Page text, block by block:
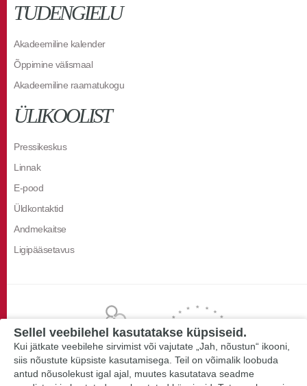
TUDENGIELU
Akadeemiline kalender
Õppimine välismaal
Akadeemiline raamatukogu
ÜLIKOOLIST
Pressikeskus
Linnak
E-pood
Üldkontaktid
Andmekaitse
Ligipääsetavus
Sellel veebilehel kasutatakse küpsiseid.
Kui jätkate veebilehe sirvimist või vajutate „Jah, nõustun“ ikooni,
siis nõustute küpsiste kasutamisega. Teil on võimalik loobuda
antud nõusolekust igal ajal, muutes kasutatava seadme